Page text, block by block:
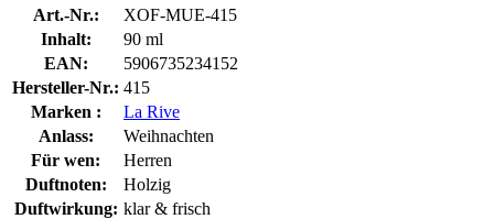
Art.-Nr.:
XOF-MUE-415
Inhalt:
90 ml
EAN:
5906735234152
Hersteller-Nr.: 415
Marken :
La Rive
Anlass:
Weihnachten
Für wen:
Herren
Duftnoten:
Holzig
Duftwirkung: klar & frisch